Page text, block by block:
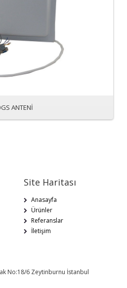
ANTENİ
Site Haritası
Anasayfa
Ürünler
Referanslar
İletişim
No:18/6 Zeytinburnu İstanbul